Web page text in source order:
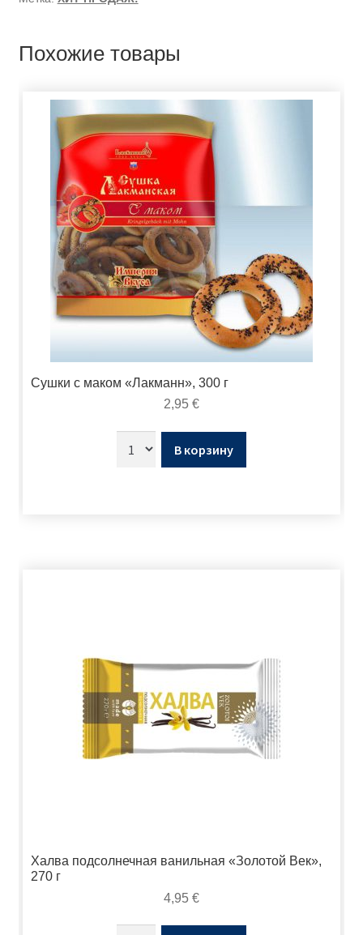
Похожие товары
Сушки с маком «Лакманн», 300 г
2,95 €
В корзину
Халва подсолнечная ванильная «Золотой Век»,
270 г
4,95 €